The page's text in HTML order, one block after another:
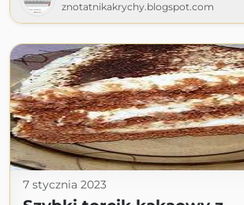
znotatnikakrychy.blogspot.com
7 stycznia 2023